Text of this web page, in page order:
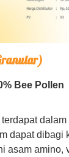
Bee Pollen
dapat dibagi
asam amino,